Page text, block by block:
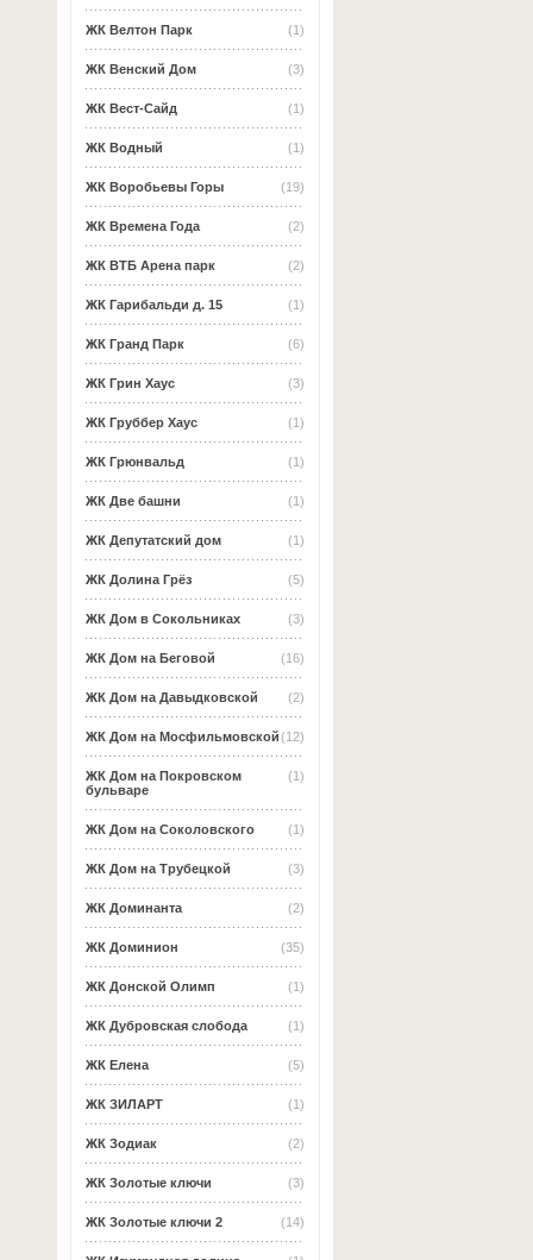
(1)
ЖК Велтон Парк
(3)
ЖК Венский Дом
(1)
ЖК Вест-Сайд
(1)
ЖК Водный
(19)
ЖК Воробьевы Горы
(2)
ЖК Времена Года
(2)
ЖК ВТБ Арена парк
(1)
ЖК Гарибальди д. 15
(6)
ЖК Гранд Парк
(3)
ЖК Грин Хаус
(1)
ЖК Груббер Хаус
(1)
ЖК Грюнвальд
(1)
ЖК Две башни
(1)
ЖК Депутатский дом
(5)
ЖК Долина Грёз
(3)
ЖК Дом в Сокольниках
(16)
ЖК Дом на Беговой
(2)
ЖК Дом на Давыдковской
(12)
ЖК Дом на Мосфильмовской
(1)
ЖК Дом на Покровском
бульваре
(1)
ЖК Дом на Соколовского
(3)
ЖК Дом на Трубецкой
(2)
ЖК Доминанта
(35)
ЖК Доминион
(1)
ЖК Донской Олимп
(1)
ЖК Дубровская слобода
(5)
ЖК Елена
(1)
ЖК ЗИЛАРТ
(2)
ЖК Зодиак
(3)
ЖК Золотые ключи
(14)
ЖК Золотые ключи 2